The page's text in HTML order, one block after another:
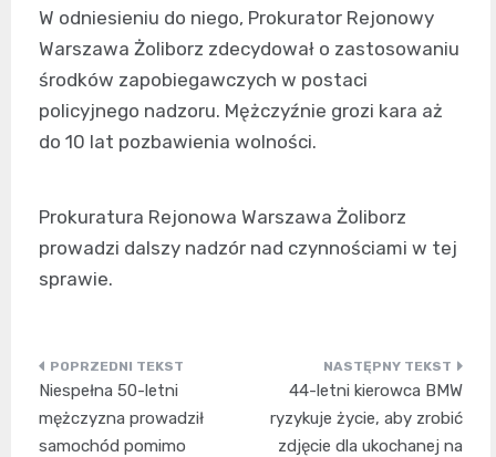
W odniesieniu do niego, Prokurator Rejonowy
Warszawa Żoliborz zdecydował o zastosowaniu
środków zapobiegawczych w postaci
policyjnego nadzoru. Mężczyźnie grozi kara aż
do 10 lat pozbawienia wolności.
Prokuratura Rejonowa Warszawa Żoliborz
prowadzi dalszy nadzór nad czynnościami w tej
sprawie.
Nawigacja
wpisu
Niespełna 50-letni
mężczyzna prowadził
samochód pomimo
44-letni kierowca BMW
ryzykuje życie, aby zrobić
zdjęcie dla ukochanej na